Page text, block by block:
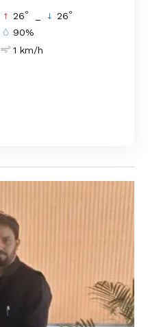
26° 26°
90%
1 km/h